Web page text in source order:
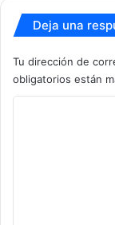
Deja una
Tu dirección de
obligatorios están